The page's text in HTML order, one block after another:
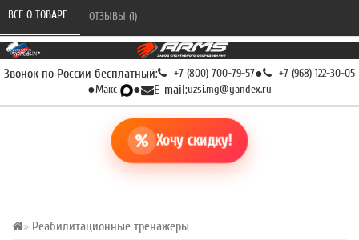
Звонок по России бесплатный: +7 (800) 700-79-57● +7 (968) 122-30-05
●Макс ● E-mail:uzsi.mg@yandex.ru
Хочу скидку!
Реабилитационные тренажеры
ВСЕ О ТОВАРЕ ОТЗЫВЫ (1)